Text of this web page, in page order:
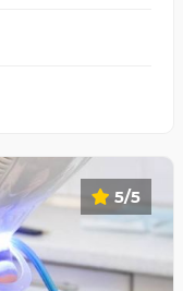
5/5